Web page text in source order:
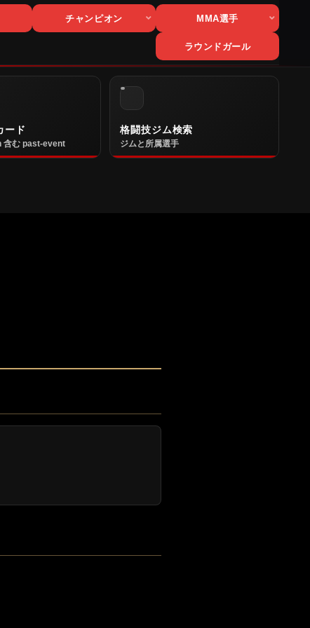
チャンピオン MMA選手
ラウンドガール
ード
含む past-event
格闘技ジム検索
ジムと所属選手